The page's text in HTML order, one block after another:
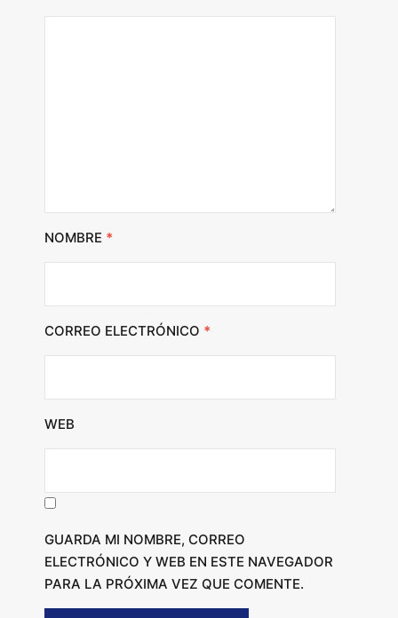
NOMBRE *
CORREO ELECTRÓNICO *
WEB
GUARDA MI NOMBRE, CORREO
ELECTRÓNICO Y WEB EN ESTE NAVEGADOR
PARA LA PRÓXIMA VEZ QUE COMENTE.